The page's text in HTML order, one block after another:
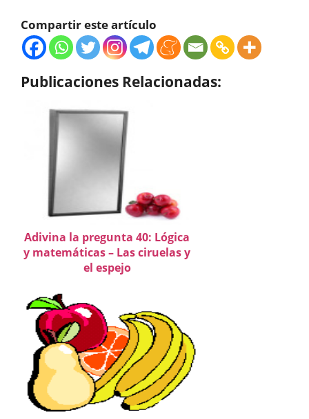
Compartir este artículo
Publicaciones Relacionadas:
Adivina la pregunta 40: Lógica
y matemáticas – Las ciruelas y
el espejo